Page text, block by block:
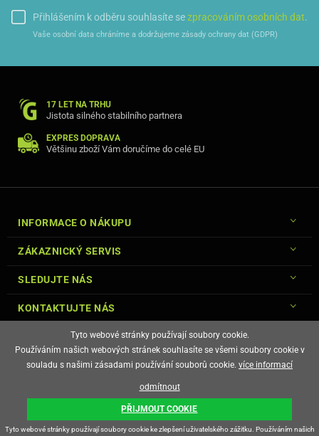
Přihlášením k odběru souhlasíte sezpracováním osobních dat.
Vaše osobní data chráníme a dodržujeme zásady ochrany dat (GDPR)
17 LET NA TRHU
Jistota silného stabilního partnera
EXPRES DOPRAVA
Většinu zboží Vám doručíme do celé EU
INFORMACE O NÁKUPU
ZÁKAZNICKÝ SERVIS
SLEDUJTE NÁS
KONTAKTUJTE NÁS
E-shop vytvořila
Tyto webové stránky používají soubory cookie.
Používáním našich webových stránek souhlasíte se všemi soubory cookie v
souladu s našimi zásadami používání souborů cookie. více informací
odmítnout
PŘIJMOUT COOKIE
Tyto webové stránky používají soubory cookie ke zlepšení uživatelského zážitku. Používáním našich